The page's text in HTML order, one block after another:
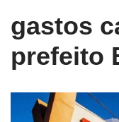
gastos
prefeito